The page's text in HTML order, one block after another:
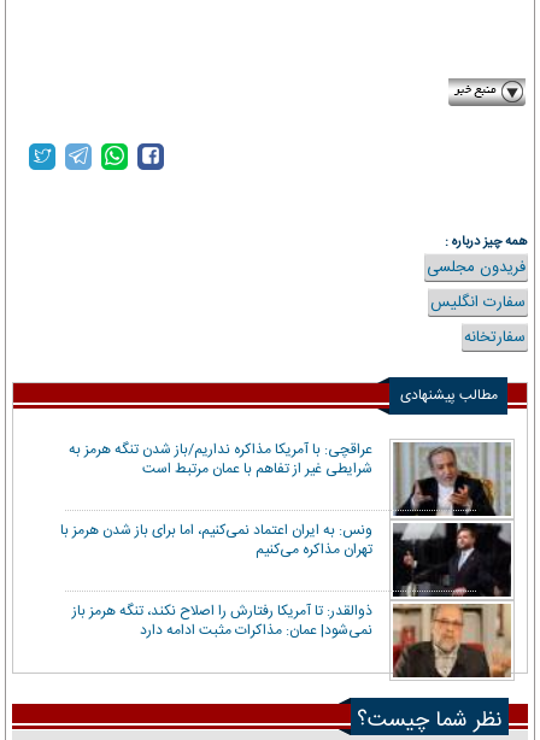
همه چیز درباره :
فریدون مجلسی
سفارت انگلیس
سفارتخانه
مطالب پیشنهادی
عراقچی: با آمریکا مذاکره نداریم/باز شدن تنگه هرمز به
شرایطی غیر از تفاهم با عمان مرتبط است
ونس: به ایران اعتماد نمی‌کنیم، اما برای باز شدن هرمز با
تهران مذاکره می‌کنیم
ذوالقدر: تا آمریکا رفتارش را اصلاح نکند، تنگه هرمز باز
نمی‌شود| عمان: مذاکرات مثبت ادامه دارد
نظر شما چیست؟